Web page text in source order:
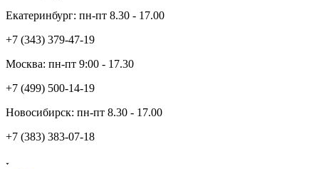
Екатеринбург: пн-пт 8.30 - 17.00
+7 (343) 379-47-19
Москва: пн-пт 9:00 - 17.30
+7 (499) 500-14-19
Новосибирск: пн-пт 8.30 - 17.00
+7 (383) 383-07-18